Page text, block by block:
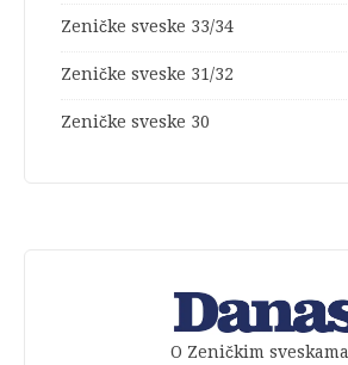
Zeničke sveske 33/34
Zeničke sveske 31/32
Zeničke sveske 30
O Zeničkim sveskama